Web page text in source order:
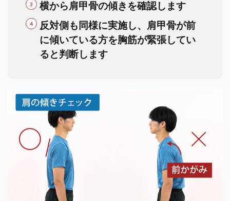
横から肩甲骨の傾きを確認します
反対側も同様に実施し、肩甲骨が前
に傾いている方を胸筋が緊張してい
ると判断します